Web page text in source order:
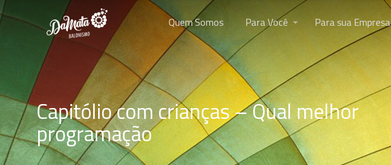
Quem Somos Para Você Para sua Empresa
Capitólio com crianças – Qual melhor
programação